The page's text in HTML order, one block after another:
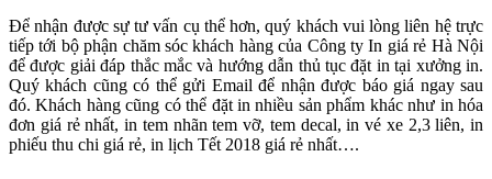
Để nhận được sự tư vấn cụ thể hơn, quý khách vui lòng liên hệ trực
tiếp tới bộ phận chăm sóc khách hàng của Công ty In giá rẻ Hà Nội
để được giải đáp thắc mắc và hướng dẫn thủ tục đặt in tại xưởng in.
Quý khách cũng có thể gửi Email để nhận được báo giá ngay sau
đó. Khách hàng cũng có thể đặt in nhiều sản phẩm khác như in hóa
đơn giá rẻ nhất, in tem nhãn tem vỡ, tem decal, in vé xe 2,3 liên, in
phiếu thu chi giá rẻ, in lịch Tết 2018 giá rẻ nhất….